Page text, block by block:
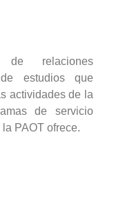
relaciones
estudios que
actividades de la
de servicio
PAOT ofrece.